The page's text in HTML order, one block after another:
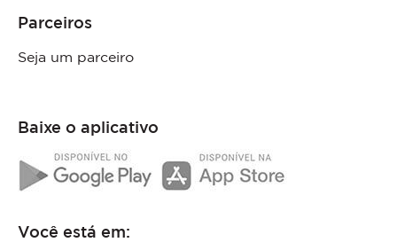
Parceiros
Seja um parceiro
Baixe o aplicativo
Você está em: